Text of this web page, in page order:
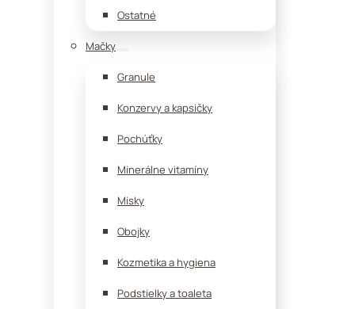
Ostatné
Mačky
Granule
Konzervy a kapsičky
Pochúťky
Minerálne vitamíny
Misky
Obojky
Kozmetika a hygiena
Podstielky a toaleta